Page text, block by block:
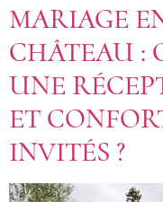
MARIAGE
CHÂTEAU :
UNE
ET
INVITÉS ?